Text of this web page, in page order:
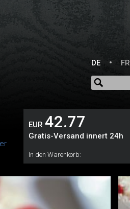
DE
FR
EUR 42.77
Gratis-Versand innert 24h
In den Warenkorb: